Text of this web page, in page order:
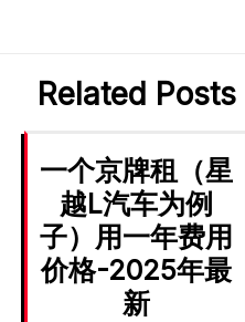
Related Posts
一个京牌租（星
越L汽车为例
子）用一年费用
价格-2025年最
新